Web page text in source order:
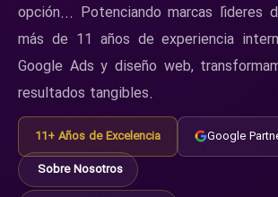
opción... Potenciando marcas líderes
más de 11 años de experiencia
Google Ads y diseño web,
resultados tangibles.
11+ Años de Excelencia
Google
Sobre Nosotros